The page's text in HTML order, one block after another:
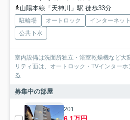
山陽本線「天神川」駅 徒歩33分
駐輪場 オートロック インターネッ
公共下水
室内設備は洗面所独立・浴室乾燥機など大
リティ面は、オートロック・TVインター
る
募集中の部屋
201